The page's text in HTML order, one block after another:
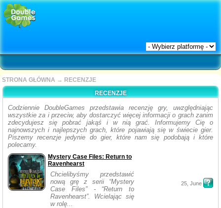
STRONA GŁÓWNA → RECENZJE
RECENZJE
Codziennie DoubleGames przedstawia recenzję gry, uwzględniając
wszystkie za i przeciw, aby dostarczyć więcej informacji o grach zanim
zdecydujesz się pobrać jakąś i w nią grać. Informujemy Cię o
najnowszych i najlepszych grach, które pojawiają się w świecie gier.
Piszemy recenzje jedynie do gier, które nam się podobają i które
polecamy.
Mystery Case Files: Return to
Ravenhearst
Chcielibyśmy przedstawić
nową grę z serii “Mystery
Case Files” - “Return to
Ravenhearst”. Wcielając się
w rolę...
25, June